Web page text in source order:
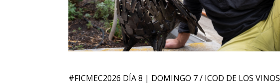
#FICMEC2026 DÍA 8 | DOMINGO 7 / ICOD DE LOS VINOS